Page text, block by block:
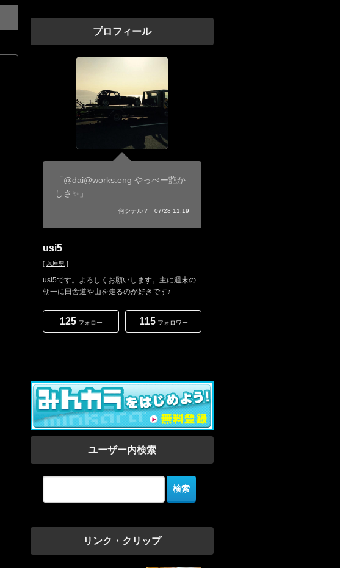
プロフィール
「@dai@works.eng やっべー艶か
しさ✨」
何シテル？ 07/28 11:19
usi5
[ 兵庫県 ]
usi5です。よろしくお願いします。主に週末の
朝一に田舎道や山を走るのが好きです♪
125フォロー 115フォロワー
ユーザー内検索
リンク・クリップ